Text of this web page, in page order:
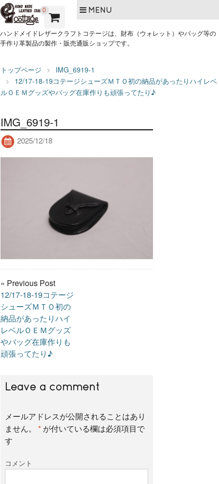
0 MENU
ハンドメイドレザークラフトコテージは、財布（ウォレット）やバッグ等の
手作り革製品の製作・販売通販ショップです。
トップページ
IMG_6919-1
12/17-18-19コテージシューズＭＴＯ初の納品があったりハイレベ
ルＯＥＭグッズやバッグ在庫作りも頑張ってたり♪
IMG_6919-1
2025/12/18
« Previous Post
12/17-18-19コテージ
シューズＭＴＯ初の
納品があったりハイ
レベルＯＥＭグッズ
やバッグ在庫作りも
頑張ってたり♪
Leave a comment
メールアドレスが公開されることはあり
ません。
* が付いている欄は必須項目で
す
コメント